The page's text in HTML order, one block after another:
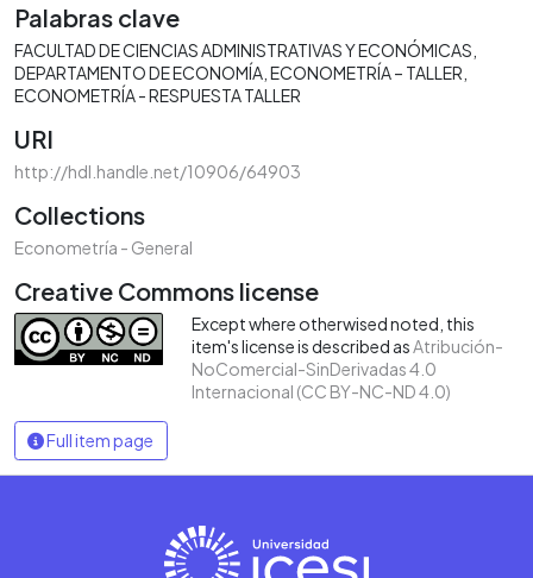
Palabras clave
FACULTAD DE CIENCIAS ADMINISTRATIVAS Y ECONÓMICAS
DEPARTAMENTO DE ECONOMÍA ECONOMETRÍA – TALLER
ECONOMETRÍA - RESPUESTA TALLER
URI
http://hdl.handle.net/10906/64903
Collections
Econometría - General
Creative Commons license
Except where otherwised noted, this
item's license is described asAtribución-
NoComercial-SinDerivadas 4.0
Internacional (CC BY-NC-ND 4.0)
Full item page